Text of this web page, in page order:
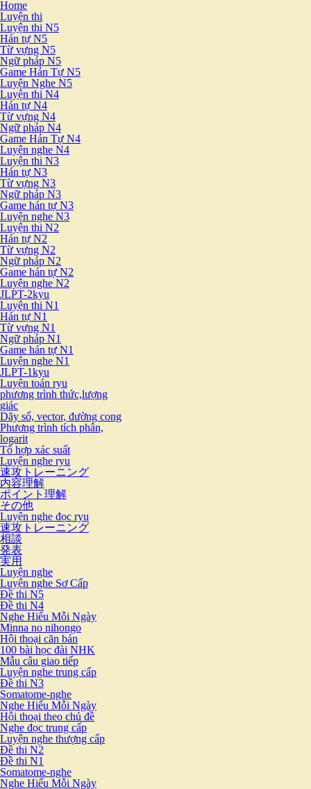
Home
Luyện thi
Luyện thi N5
Hán tự N5
Từ vựng N5
Ngữ pháp N5
Game Hán Tự N5
Luyện Nghe N5
Luyện thi N4
Hán tự N4
Từ vựng N4
Ngữ pháp N4
Game Hán Tự N4
Luyện nghe N4
Luyện thi N3
Hán tự N3
Từ vựng N3
Ngữ pháp N3
Game hán tự N3
Luyện nghe N3
Luyện thi N2
Hán tự N2
Từ vựng N2
Ngữ pháp N2
Game hán tự N2
Luyện nghe N2
JLPT-2kyu
Luyện thi N1
Hán tự N1
Từ vựng N1
Ngữ pháp N1
Game hán tự N1
Luyện nghe N1
JLPT-1kyu
Luyện toán ryu
phương trình thức,lượng
giác
Dãy số, vector, đường cong
Phương trình tích phân,
logarit
Tổ hợp xác suất
Luyện nghe ryu
速攻トレーニング
内容理解
ポイント理解
その他
Luyện nghe đọc ryu
速攻トレーニング
相談
発表
実用
Luyện nghe
Luyện nghe Sơ Cấp
Đề thi N5
Đề thi N4
Nghe Hiểu Mỗi Ngày
Minna no nihongo
Hội thoại căn bản
100 bài học đài NHK
Mẫu câu giao tiếp
Luyện nghe trung cấp
Đề thi N3
Somatome-nghe
Nghe Hiểu Mỗi Ngày
Hội thoại theo chủ đề
Nghe đọc trung cấp
Luyện nghe thượng cấp
Đề thi N2
Đề thi N1
Somatome-nghe
Nghe Hiểu Mỗi Ngày